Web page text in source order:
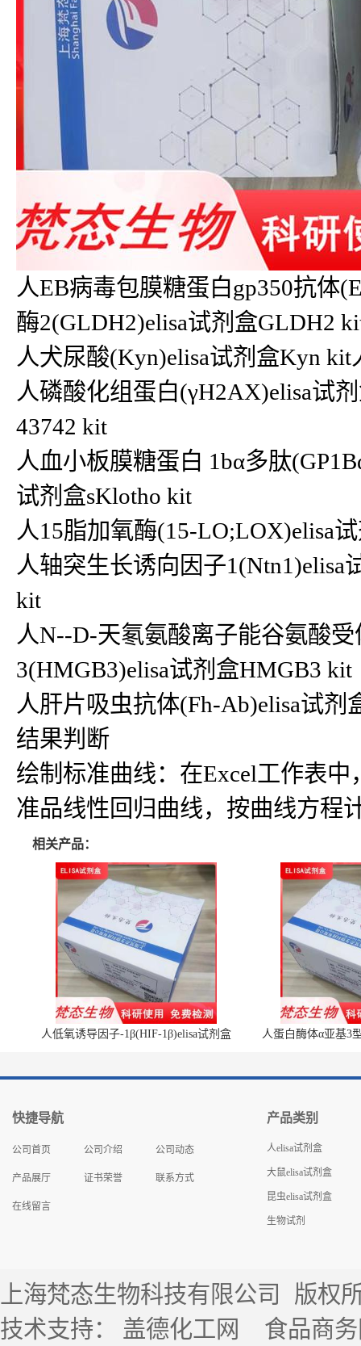
人EB病毒包膜糖蛋白gp350抗体
酶2(GLDH2)elisa试剂盒GLDH2
人犬尿酸(Kyn)elisa试剂盒Kyn
人磷酸化组蛋白(γH2AX)elisa试
43742 kit
人血小板膜糖蛋白 1bα多肽
试剂盒sKlotho kit
人15脂加氧酶(15-LO;LOX)elisa
人轴突生长诱向因子1(Ntn1)elisa
kit
人N--D-天氡氨酸离子能谷氨酸
3(HMGB3)elisa试剂盒HMGB3 kit
人肝片吸虫抗体(Fh-Ab)elisa试剂
结果判断
绘制标准曲线：在Excel工作表
准品线性回归曲线，按曲线方程
相关产品：
人低氧诱导因子-1β(HIF-1β)elisa试剂盒 人蛋白酶体α亚基3
快捷导航
公司首页 公司介绍 公司动态
产品展厅 证书荣誉 联系方式
在线留言
产品类别
人elisa试剂盒
大鼠elisa试剂盒
昆虫elisa试剂盒
生物试剂
上海梵态生物科技有限公司
版权
技术支持： 盖德化工网 食品商